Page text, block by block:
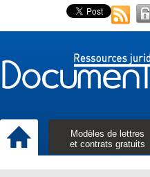
Modèles de lettres
et contrats gratuits